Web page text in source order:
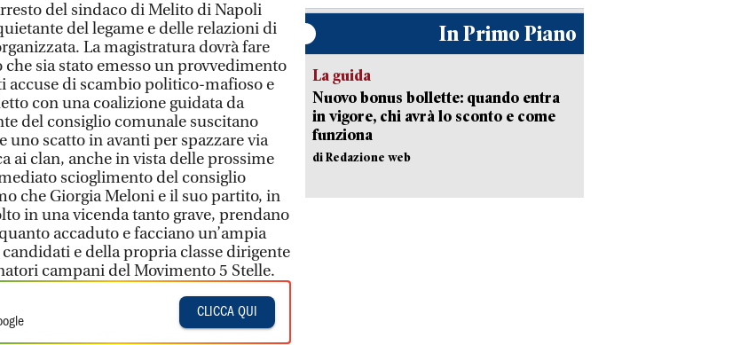
del sindaco di Melito di Napoli
del legame e delle relazioni di
La magistratura dovrà fare
sia stato emesso un provvedimento
accuse di scambio politico-mafioso e
con una coalizione guidata da
del consiglio comunale suscitano
uno scatto in avanti per spazzare via
ai clan, anche in vista delle prossime
scioglimento del consiglio
che Giorgia Meloni e il suo partito, in
in una vicenda tanto grave, prendano
accaduto e facciano un’ampia
e della propria classe dirigente
campani del Movimento 5 Stelle.
CLICCA QUI
In Primo Piano
La guida
Nuovo bonus bollette: quando entra
in vigore, chi avrà lo sconto e come
funziona
di Redazione web